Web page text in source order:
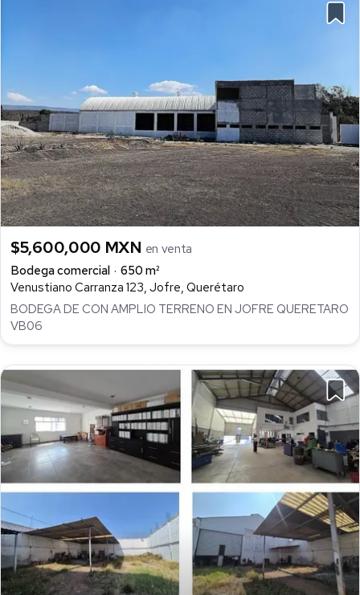
$5,600,000 MXN en venta
Bodega comercial
650 m²
Venustiano Carranza 123, Jofre, Querétaro
BODEGA DE CON AMPLIO TERRENO EN JOFRE QUERETARO
VB06